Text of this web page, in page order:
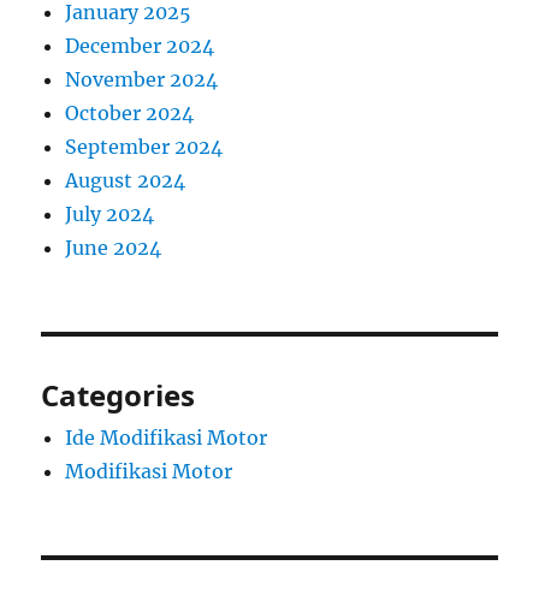
January 2025
December 2024
November 2024
October 2024
September 2024
August 2024
July 2024
June 2024
Categories
Ide Modifikasi Motor
Modifikasi Motor